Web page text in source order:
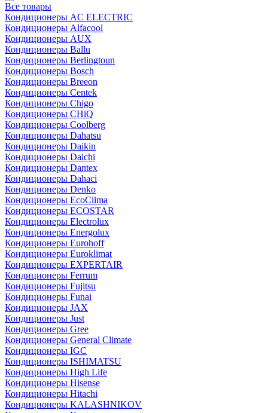
Все товары
Кондиционеры AC ELECTRIC
Кондиционеры Alfacool
Кондиционеры AUX
Кондиционеры Ballu
Кондиционеры Berlingtoun
Кондиционеры Bosch
Кондиционеры Breeon
Кондиционеры Centek
Кондиционеры Chigo
Кондиционеры CHiQ
Кондиционеры Coolberg
Кондиционеры Dahatsu
Кондиционеры Daikin
Кондиционеры Daichi
Кондиционеры Dantex
Кондиционеры Dahaci
Кондиционеры Denko
Кондиционеры EcoClima
Кондиционеры ECOSTAR
Кондиционеры Electrolux
Кондиционеры Energolux
Кондиционеры Eurohoff
Кондиционеры Euroklimat
Кондиционеры EXPERTAIR
Кондиционеры Ferrum
Кондиционеры Fujitsu
Кондиционеры Funai
Кондиционеры JAX
Кондиционеры Just
Кондиционеры Gree
Кондиционеры General Climate
Кондиционеры IGC
Кондиционеры ISHIMATSU
Кондиционеры High Life
Кондиционеры Hisense
Кондиционеры Hitachi
Кондиционеры KALASHNIKOV